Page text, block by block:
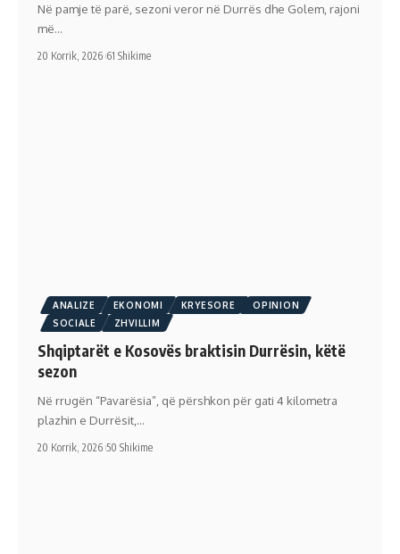
Në pamje të parë, sezoni veror në Durrës dhe Golem, rajoni
më…
20 Korrik, 2026 61 Shikime
ANALIZE EKONOMI KRYESORE
OPINION
SOCIALE
ZHVILLIM
Shqiptarët e Kosovës braktisin Durrësin, këtë
sezon
Në rrugën “Pavarësia”, që përshkon për gati 4 kilometra
plazhin e Durrësit,…
20 Korrik, 2026 50 Shikime